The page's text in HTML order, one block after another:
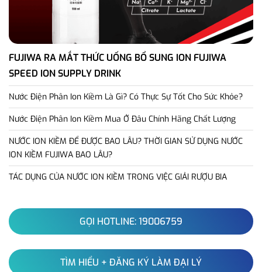
FUJIWA RA MẮT THỨC UỐNG BỔ SUNG ION FUJIWA
SPEED ION SUPPLY DRINK
Nước Điện Phân Ion Kiềm Là Gì? Có Thực Sự Tốt Cho Sức Khỏe?
Nước Điện Phân Ion Kiềm Mua Ở Đâu Chính Hãng Chất Lượng
NƯỚC ION KIỀM ĐỂ ĐƯỢC BAO LÂU? THỜI GIAN SỬ DỤNG NƯỚC
ION KIỀM FUJIWA BAO LÂU?
TÁC DỤNG CỦA NƯỚC ION KIỀM TRONG VIỆC GIẢI RƯỢU BIA
GỌI HOTLINE: 19006759
TÌM HIỂU + ĐĂNG KÝ LÀM ĐẠI LÝ